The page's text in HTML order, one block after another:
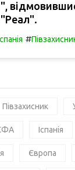
#
Півзахисник
Іспанія
Європа